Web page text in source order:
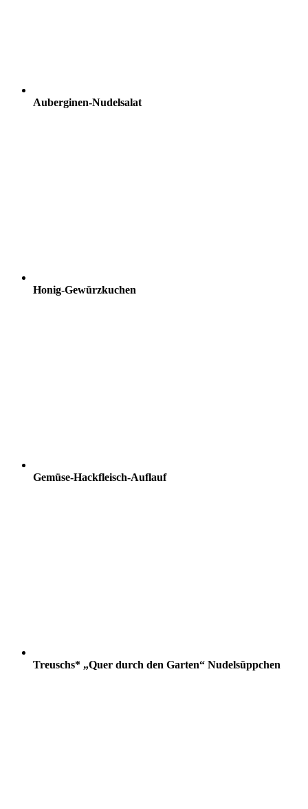
Auberginen-Nudelsalat
Honig-Gewürzkuchen
Gemüse-Hackfleisch-Auflauf
Treuschs* „Quer durch den Garten“ Nudelsüppchen